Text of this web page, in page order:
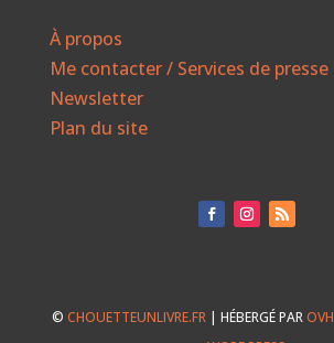
À propos
Me contacter / Services de presse
Newsletter
Plan du site
©CHOUETTEUNLIVRE.FR | HÉBERGÉ PAROVH